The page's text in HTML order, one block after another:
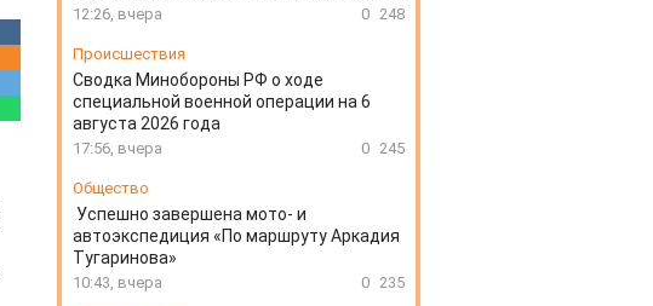
12:26, вчера 0 248
Происшествия
Сводка Минобороны РФ о ходе
специальной военной операции на 6
августа 2026 года
17:56, вчера 0 245
Общество
Успешно завершена мото- и
автоэкспедиция «По маршруту Аркадия
Тугаринова»
10:43, вчера 0 235